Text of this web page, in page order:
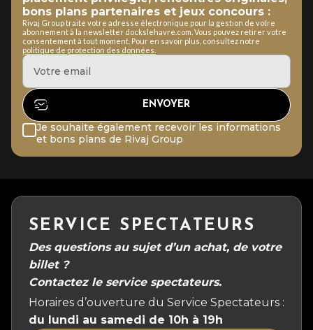
bons plans partenaires et jeux concours :
Rivaj Group traite votre adresse électronique pour la gestion de votre
abonnement à la newsletter dockslehavre.com. Vous pouvez retirer votre
consentement à tout moment. Pour en savoir plus, consultez notre
politique de protection des données.
Je souhaite également recevoir les informations
et bons plans de Rivaj Group
SERVICE SPECTATEURS
Des questions au sujet d’un achat, de votre
billet ?
Contactez le service spectateurs.
Horaires d’ouverture du Service Spectateurs :
du lundi au samedi de 10h à 19h